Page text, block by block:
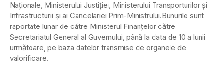
Naţionale, Ministerului Justiţiei, Ministerului Transporturilor şi
Infrastructurii şi ai Cancelariei Prim-Ministrului.Bunurile sunt
raportate lunar de către Ministerul Finanţelor către
Secretariatul General al Guvernului, până la data de 10 a lunii
următoare, pe baza datelor transmise de organele de
valorificare.